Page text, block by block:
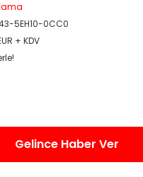
5EH10-0CC0
+ KDV
Gelince Haber Ver